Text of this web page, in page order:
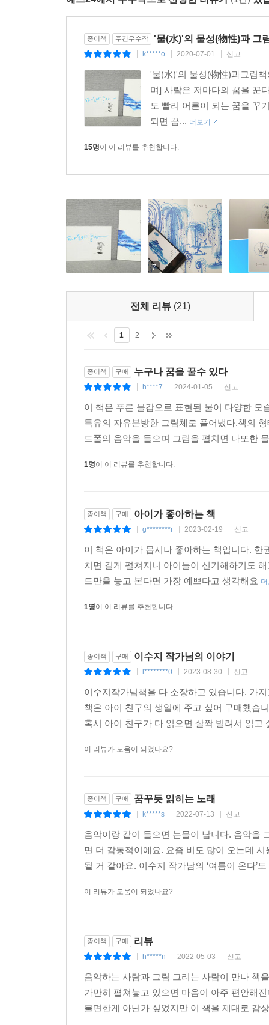
종이책 주간우수작 '물(水)'의 물성(物性)과 그
k*****o 2020-07-01 신고
'물(水)'의 물성(物性)과그림
며] 사람은 저마다의 꿈을 꾼
도 빨리 어른이 되는 꿈을 꾸
되면 꿈... 더보기
15명이 이 리뷰를 추천합니다.
7
전체 리뷰 (21)
1 2
종이책 구매 누구나 꿈을 꿀수 있다
h****7 2024-01-05 신고
이 책은 푸른 물감으로 표현된 물이 다양한
특유의 자유분방한 그림체로 풀어냈다.책의
드폴의 음악을 들으며 그림을 펼치면 나또한
1명이 이 리뷰를 추천합니다.
종이책 구매 아이가 좋아하는 책
g********r 2023-02-19 신고
이 책은 아이가 몹시나 좋아하는 책입니다.
치면 길게 펼쳐지니 아이들이 신기해하기도
트만을 놓고 본다면 가장 예쁘다고 생각해요
1명이 이 리뷰를 추천합니다.
종이책 구매 이수지 작가님의 이야기
l********0 2023-08-30 신고
이수지작가님책을 다 소장하고 있습니다. 가
책은 아이 친구의 생일에 주고 싶어 구매했습
혹시 아이 친구가 다 읽으면 살짝 빌려서 읽
이 리뷰가 도움이 되었나요?
종이책 구매 꿈꾸듯 읽히는 노래
k*****s 2022-07-13 신고
음악이랑 같이 들으면 눈물이 납니다. 음악을
면 더 감동적이에요. 요즘 비도 많이 오는데
될 거 같아요. 이수지 작가남의 ‘여름이 온다’
이 리뷰가 도움이 되었나요?
종이책 구매 리뷰
h*****n 2022-05-03 신고
음악하는 사람과 그림 그리는 사람이 만나 책
가만히 펼쳐놓고 있으면 마음이 아주 편안해
불편한게 아닌가 싶었지만 이 책을 제대로 감